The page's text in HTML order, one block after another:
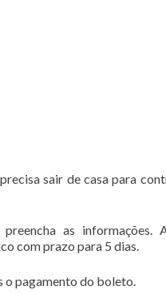
sair de casa para
as informações.
com prazo para 5 dias.
o pagamento do boleto.